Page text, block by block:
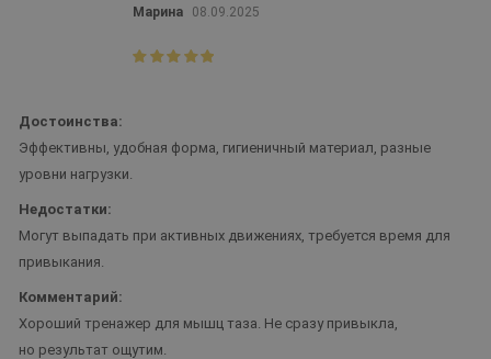
Марина 08.09.2025
Достоинства:
Эффективны, удобная форма, гигиеничный материал, разные
уровни нагрузки.
Недостатки:
Могут выпадать при активных движениях, требуется время для
привыкания.
Комментарий:
Хороший тренажер для мышц таза. Не сразу привыкла,
но результат ощутим.